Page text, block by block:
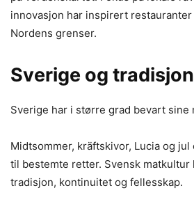
innovasjon har inspirert
Nordens grenser.
Sverige og
Sverige har i større grad bevart sine
Midtsommer, kräftskivor, Lucia og
til bestemte retter. Svensk matkultur
tradisjon, kontinuitet og fellesskap.